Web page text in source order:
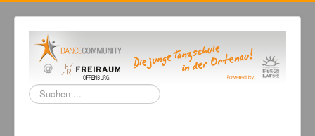
Suchen
...